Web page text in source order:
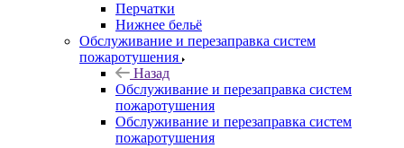
Перчатки
Нижнее бельё
Обслуживание и перезаправка систем
пожаротушения
Назад
Обслуживание и перезаправка систем
пожаротушения
Обслуживание и перезаправка систем
пожаротушения